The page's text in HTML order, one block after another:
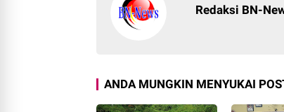
Redaksi BN-
ANDA MUNGKIN MENYUKAI